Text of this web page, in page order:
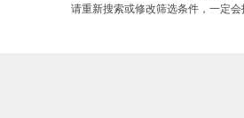
请重新搜索或修改筛选条件，一定